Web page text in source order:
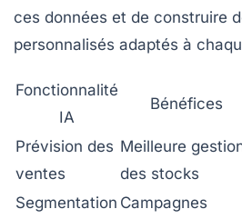
ces données et de construire
personnalisés adaptés à
Fonctionnalité
IA
Bénéfices
Prévision des
ventes
Meilleure
des stocks
Segmentation Campagnes